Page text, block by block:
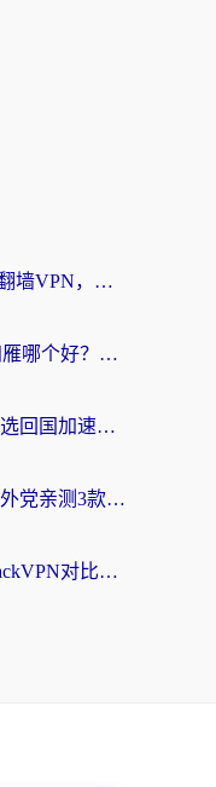
海外党必看：如何选对大陆翻墙VPN，实现国内资源无缝访问？
海外党必看：Quickback和归雁哪个好？附3组加速器对比+番茄加速器实测体验
迅游和initap哪个好？海外党选回国加速器必看的真实体验对比+避坑指南
ExpressVPN中国能用吗？海外党亲测3款热门回国加速器，教你避开破解VPN坑
穿梭VPN好用吗？和FlashBackVPN对比哪个回国效果更好？海外党亲测3款加速器+避坑指南